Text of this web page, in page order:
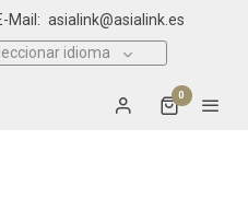
Mail: asialink@asialink.es
idioma
0